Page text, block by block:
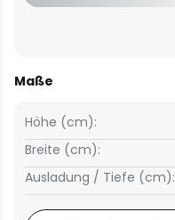
Maße
Breite (cm):
Höhe (cm):
Ausladung / Tiefe (cm):